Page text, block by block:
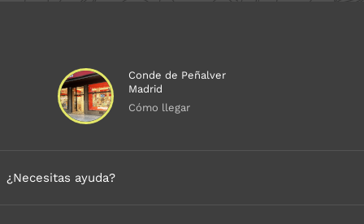
Conde de Peñalver
Madrid
Cómo llegar
¿Necesitas ayuda?